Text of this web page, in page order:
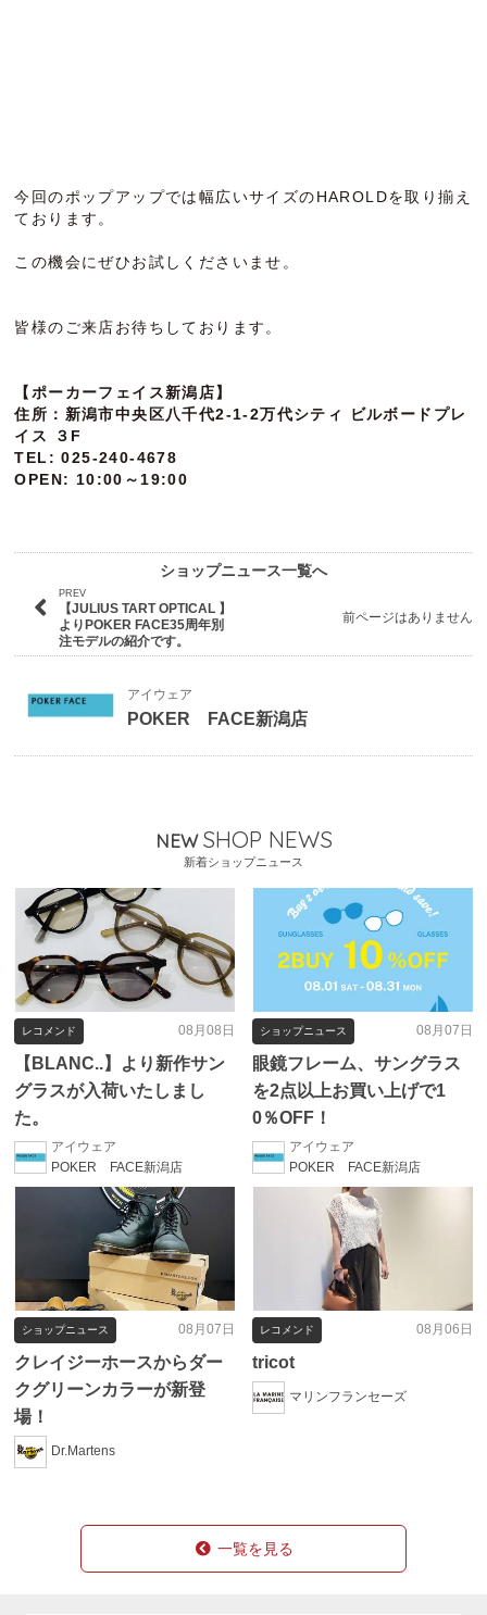
今回のポップアップでは幅広いサイズのHAROLDを取り揃え
ております。
この機会にぜひお試しくださいませ。
皆様のご来店お待ちしております。
【ポーカーフェイス新潟店】
住所：新潟市中央区八千代2-1-2万代シティ ビルボードプレ
イス ３F
TEL: 025-240-4678
OPEN: 10:00～19:00
ショップニュース一覧へ
PREV
【JULIUS TART OPTICAL 】
よりPOKER FACE35周年別
注モデルの紹介です。
前ページはありません
アイウェア
POKER FACE新潟店
NEW SHOP NEWS
新着ショップニュース
08月08日
レコメンド
【BLANC..】より新作サン
グラスが入荷いたしまし
た。
アイウェア
POKER FACE新潟店
08月07日
ショップニュース
眼鏡フレーム、サングラス
を2点以上お買い上げで1
0％OFF！
アイウェア
POKER FACE新潟店
08月07日
ショップニュース
クレイジーホースからダー
クグリーンカラーが新登
場！
Dr.Martens
08月06日
レコメンド
tricot
マリンフランセーズ
一覧を見る